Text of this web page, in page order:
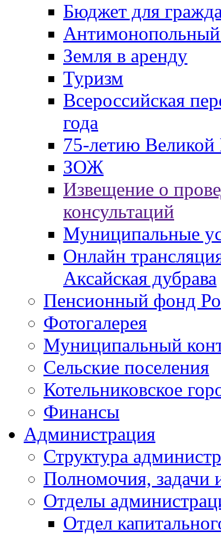
Бюджет для
Антимонопольный
Земля в аренду
Туризм
Всероссийская
года
75-летию
ЗОЖ
Извещение о
консультаций
Муниципальные
Онлайн
Аксайская дубрава
Пенсионный фонд
Фотогалерея
Муниципальный
Сельские поселения
Котельниковское
Финансы
Администрация
Структура
Полномочия, задачи
Отделы
Отдел